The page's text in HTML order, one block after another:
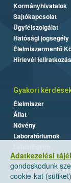
Adatkezelési
gondoskodunk
cookie-kat
Kormányhivatalok
Sajtókapcsolat
Ügyfélszolgálat
Hatósági jogsegély
Élelmiszermentő
Hírlevél feliratkozás
Gyakori
Élelmiszer
Állat
Növény
Laboratóriumok